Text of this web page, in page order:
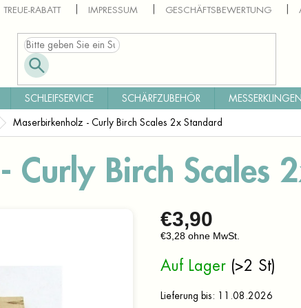
TREUE-RABATT IMPRESSUM GESCHÄFTSBEWERTUNG
SCHLEIFSERVICE SCHÄRFZUBEHÖR
Maserbirkenholz - Curly Birch Scales 2x Standard
Curly Birch Scales
€3,90
€3,28 ohne MwSt.
Auf Lager (>2 St)
Lieferung bis: 11.08.2026